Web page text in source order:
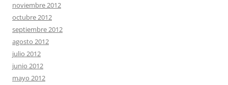
noviembre 2012
octubre 2012
septiembre 2012
agosto 2012
julio 2012
junio 2012
mayo 2012